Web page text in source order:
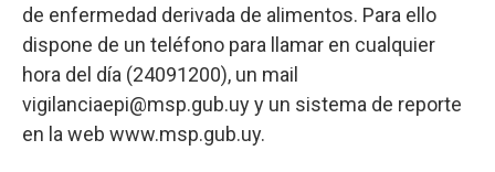
de enfermedad derivada de alimentos. Para ello
dispone de un teléfono para llamar en cualquier
hora del día (24091200), un mail
vigilanciaepi@msp.gub.uyy un sistema de reporte
en la web www.msp.gub.uy.